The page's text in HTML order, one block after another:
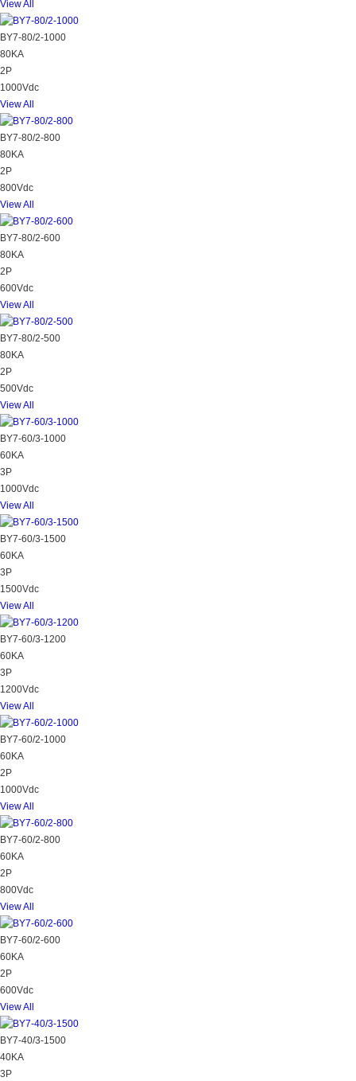
View All
BY7-80/2-1000
80KA
2P
1000Vdc
View All
BY7-80/2-800
80KA
2P
800Vdc
View All
BY7-80/2-600
80KA
2P
600Vdc
View All
BY7-80/2-500
80KA
2P
500Vdc
View All
BY7-60/3-1000
60KA
3P
1000Vdc
View All
BY7-60/3-1500
60KA
3P
1500Vdc
View All
BY7-60/3-1200
60KA
3P
1200Vdc
View All
BY7-60/2-1000
60KA
2P
1000Vdc
View All
BY7-60/2-800
60KA
2P
800Vdc
View All
BY7-60/2-600
60KA
2P
600Vdc
View All
BY7-40/3-1500
40KA
3P